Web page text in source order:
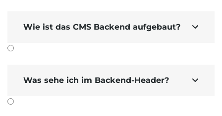
Wie ist das CMS Backend aufgebaut? 
Was sehe ich im Backend-Header? 